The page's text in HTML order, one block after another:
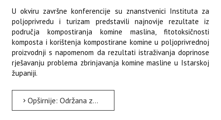
U okviru završne konferencije su znanstvenici Instituta za
poljoprivredu i turizam predstavili najnovije rezultate iz
područja kompostiranja komine maslina, fitotoksičnosti
komposta i korištenja kompostirane komine u poljoprivrednoj
proizvodnji s napomenom da rezultati istraživanja doprinose
rješavanju problema zbrinjavanja komine masline u Istarskoj
županiji.
Opširnije: Održana završna konferencija projekta HRZZ IPS-2022-02-2099 – “Valorizacija ostataka iz prerade...